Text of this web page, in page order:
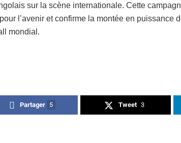
sur la scène internationale. Cette
l’avenir et confirme la montée en puissance
mondial.
Partager 5 Tweet 3